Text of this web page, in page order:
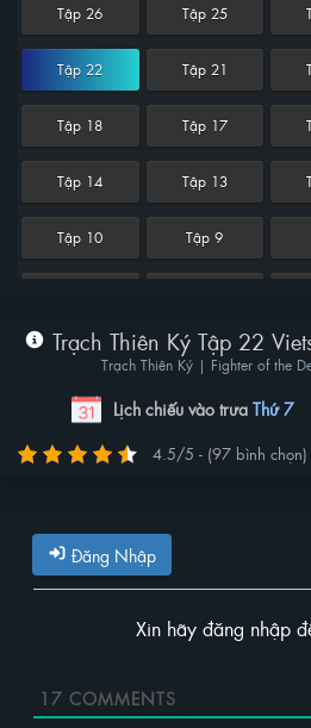
Tập 26 Tập 25
Tập 22 Tập 21
Tập 18 Tập 17
Tập 14 Tập 13
Tập 10 Tập 9
Tập 2 Tập 1
Trạch Thiên Ký Tập 22
Trạch Thiên Ký | Fighter of the
Lịch chiếu vào trưa Thứ 7
4.5/5 - (97 bình chọn)
Đăng Nhập
Xin hãy đăng nhập
17 COMMENTS